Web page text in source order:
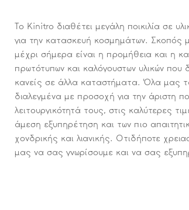
Το Kinitro διαθέτει μεγάλη ποικιλία σε
για την κατασκευή κοσμημάτων.
μέχρι σήμερα είναι η προμήθεια και η
πρωτότυπων και καλόγουστων υλικών που
κανείς σε άλλα καταστήματα. Όλα μας
διαλεγμένα με προσοχή για την άριστη
λειτουργικότητά τους, στις καλύτερες
άμεση εξυπηρέτηση και των πιο
χονδρικής και λιανικής. Οτιδήποτε
μας να σας γνωρίσουμε και να σας